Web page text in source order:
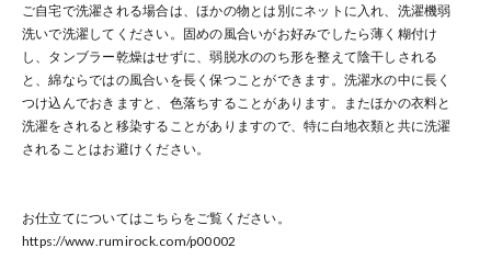
ご自宅で洗濯される場合は、ほかの物とは別にネットに入れ、洗濯機弱
洗いで洗濯してください。固めの風合いがお好みでしたら薄く糊付け
し、タンブラー乾燥はせずに、弱脱水ののち形を整えて陰干しされる
と、綿ならではの風合いを長く保つことができます。洗濯水の中に長く
つけ込んでおきますと、色落ちすることがあります。またほかの衣料と
洗濯をされると移染することがありますので、特に白地衣類と共に洗濯
されることはお避けください。
お仕立てについてはこちらをご覧ください。
https://www.rumirock.com/p00002